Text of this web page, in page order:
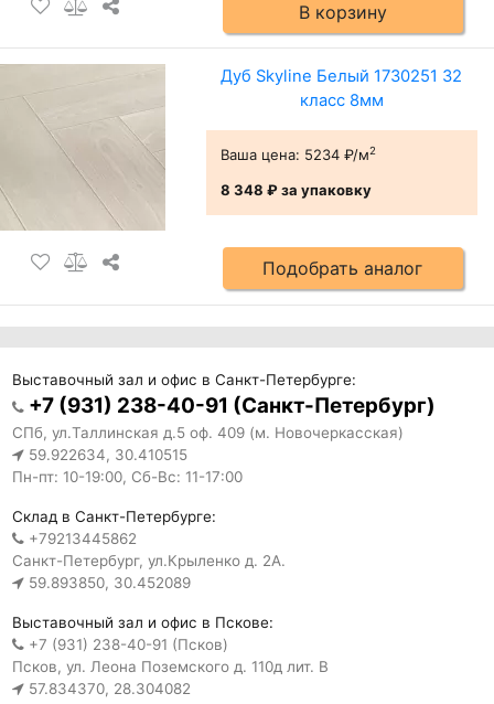
В корзину
Дуб Skyline Белый 1730251 32
класс 8мм
Ваша цена: 5234 ₽/м2
8 348 ₽за упаковку
Подобрать аналог
Выставочный зал и офис в Санкт-Петербурге:
+7 (931) 238-40-91 (Санкт-Петербург)
СПб, ул.Таллинская д.5 оф. 409 (м. Новочеркасская)
59.922634, 30.410515
Пн-пт: 10-19:00, Сб-Вс: 11-17:00
Склад в Санкт-Петербурге:
+79213445862
Санкт-Петербург, ул.Крыленко д. 2А.
59.893850, 30.452089
Выставочный зал и офис в Пскове:
+7 (931) 238-40-91 (Псков)
Псков, ул. Леона Поземского д. 110д лит. В
57.834370, 28.304082